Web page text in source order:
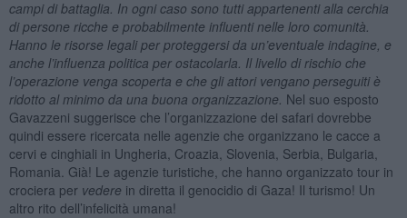
campi di battaglia. In ogni caso sono tutti appartenenti alla cerchia
di persone ricche e probabilmente influenti nelle loro comunità.
Hanno le risorse legali per proteggersi da un’eventuale indagine, e
anche l’influenza politica per ostacolarla. Il livello di rischio che
l’operazione venga scoperta e che gli attori vengano perseguiti è
ridotto al minimo da una buona organizzazione. Nel suo esposto
Gavazzeni suggerisce che l’organizzazione dei safari dovrebbe
quindi essere ricercata nelle agenzie che organizzano le cacce a
cervi e cinghiali in Ungheria, Croazia, Slovenia, Serbia, Bulgaria,
Romania. Già! Le agenzie turistiche, che hanno organizzato tour in
crociera per vedere in diretta il genocidio di Gaza! Il turismo! Un
altro rito dell’infelicità umana!